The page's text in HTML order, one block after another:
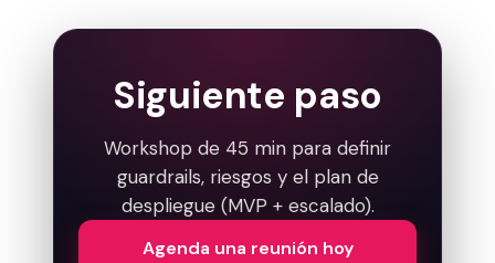
Siguiente paso
Workshop de 45 min para definir
guardrails, riesgos y el plan de
despliegue (MVP + escalado).
Agenda una reunión hoy